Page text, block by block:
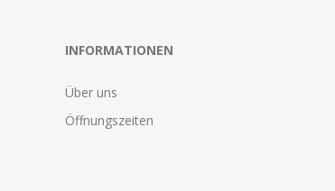
INFORMATIONEN
Über uns
Öffnungszeiten